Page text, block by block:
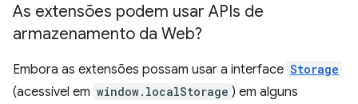
As extensões podem usar APIs de
armazenamento da Web?
Embora as extensões possam usar a interface Storage
(acessível em window.localStorage ) em alguns